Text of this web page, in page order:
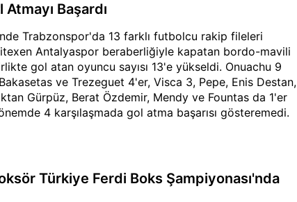
Başardı
Trabzonspor'da 13 farklı futbolcu rakip fileleri
Antalyaspor beraberliğiyle kapatan bordo-mavili
gol atan oyuncu sayısı 13'e yükseldi. Onuachu 9
ve Trezeguet 4'er, Visca 3, Pepe, Enis Destan,
Gürpüz, Berat Özdemir, Mendy ve Fountas da 1'er
4 karşılaşmada gol atma başarısı gösteremedi.
Türkiye Ferdi Boks Şampiyonası'nda